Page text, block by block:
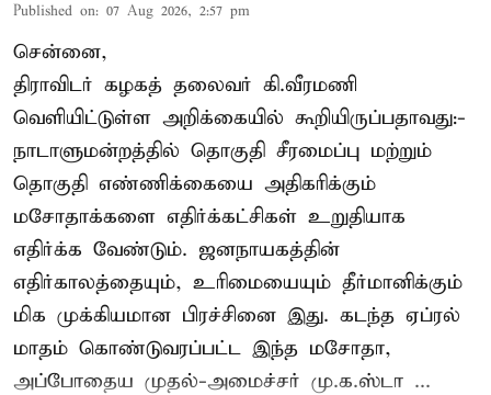
Published on: 07 Aug 2026, 2:57 pm
சென்னை,
திராவிடர் கழகத் தலைவர் கி.வீரமணி
வெளியிட்டுள்ள அறிக்கையில் கூறியிருப்பதாவது:-
நாடாளுமன்றத்தில் தொகுதி சீரமைப்பு மற்றும்
தொகுதி எண்ணிக்கையை அதிகரிக்கும்
மசோதாக்களை எதிர்க்கட்சிகள் உறுதியாக
எதிர்க்க வேண்டும். ஜனநாயகத்தின்
எதிர்காலத்தையும், உரிமையையும் தீர்மானிக்கும்
மிக முக்கியமான பிரச்சினை இது. கடந்த ஏப்ரல்
மாதம் கொண்டுவரப்பட்ட இந்த மசோதா,
அப்போதைய முதல்-அமைச்சர் மு.க.ஸ்டா ...